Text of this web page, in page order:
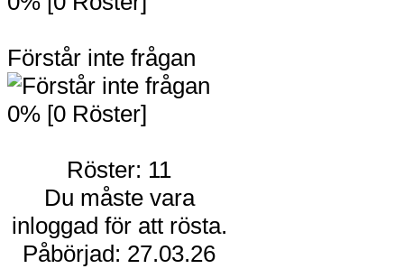
Förstår inte frågan
0% [0 Röster]
Röster: 11
Du måste vara
inloggad för att rösta.
Påbörjad: 27.03.26